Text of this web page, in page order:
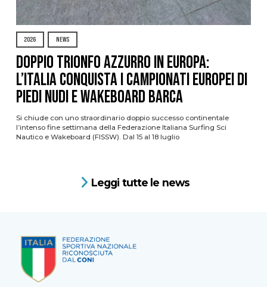
2026 NEWS
DOPPIO TRIONFO AZZURRO IN EUROPA:
L’ITALIA CONQUISTA I CAMPIONATI EUROPEI DI
PIEDI NUDI E WAKEBOARD BARCA
Si chiude con uno straordinario doppio successo continentale
l’intenso fine settimana della Federazione Italiana Surfing Sci
Nautico e Wakeboard (FISSW). Dal 15 al 18 luglio
Leggi tutte le news